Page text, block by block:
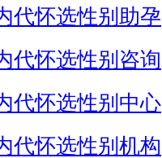
代怀选性别助孕
代怀选性别咨询
代怀选性别中心
代怀选性别机构